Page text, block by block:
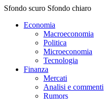
Sfondo scuro Sfondo chiaro
Economia
Macroeconomia
Politica
Microeconomia
Tecnologia
Finanza
Mercati
Analisi e commenti
Rumors